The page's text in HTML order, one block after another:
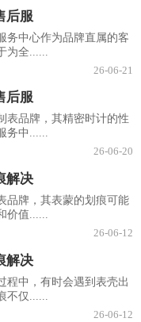
后服
务中心作为品牌直属的客
为全......
26-06-21
后服
表品牌，其精密时计的性
务中......
26-06-20
解决
品牌，其表蒙的划痕可能
价值......
26-06-12
解决
程中，有时会遇到表壳出
不仅......
26-06-12